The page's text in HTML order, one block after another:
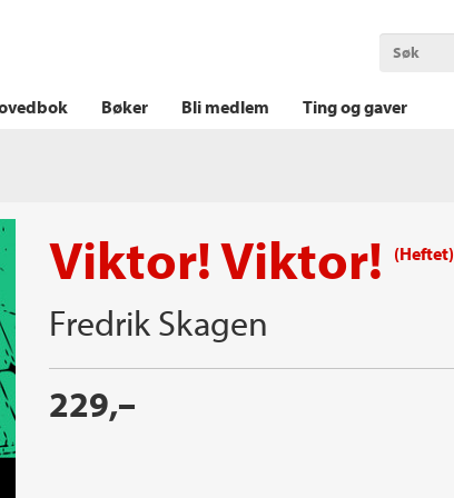
Bøker Bli medlem Ting og gaver
Viktor! Viktor! (Heftet)
Fredrik Skagen
229,–